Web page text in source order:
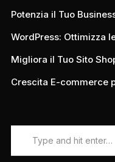
Potenzia il Tuo
WordPress: Ottimizza
Migliora il Tuo Sito
Crescita E-commerce